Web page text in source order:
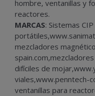
hombre, ventanillas y
reactores.
MARCAS: Sistemas
mezcladores
difíciles de
viales,www.penntech-
ventanillas para